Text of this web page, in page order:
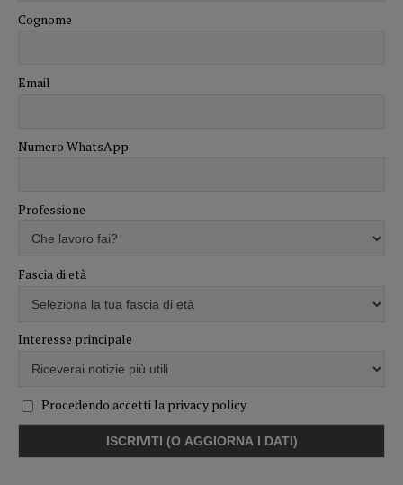
Cognome
Email
Numero WhatsApp
Professione
Fascia di età
Interesse principale
Procedendo accetti la privacy policy